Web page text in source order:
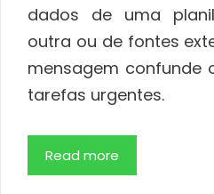
dados de uma
outra ou de fontes
mensagem confunde
tarefas urgentes.
Read more